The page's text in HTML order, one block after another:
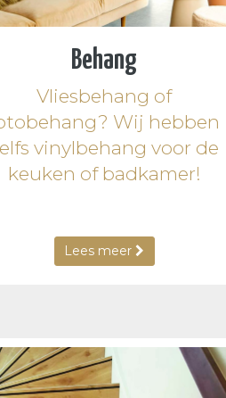
Behang
Vliesbehang of
Wij hebben
vinylbehang voor de
keuken of badkamer!
Lees meer